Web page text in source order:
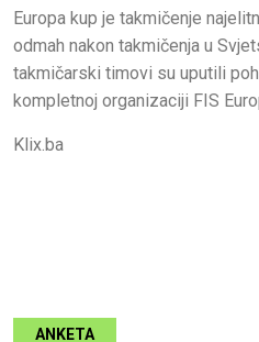
Europa kup je takmičenje
odmah nakon takmičenja u
takmičarski timovi su uputili
kompletnoj organizaciji FIS
Klix.ba
ANKETA